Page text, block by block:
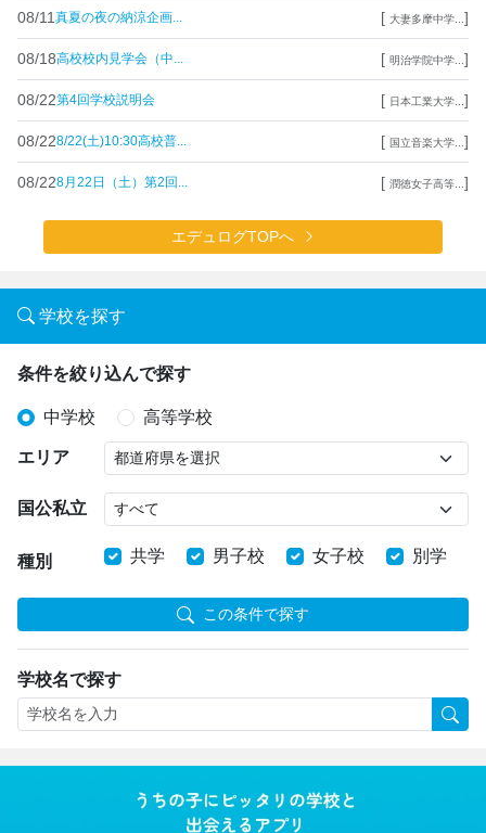
08/11 真夏の夜の納涼企画... [ 大妻多摩中学... ]
08/18高校校内見学会（中... [ 明治学院中学... ]
08/22第4回学校説明会 [ 日本工業大学... ]
08/228/22(土)10:30高校普... [ 国立音楽大学... ]
08/228月22日（土）第2回... [ 潤徳女子高等... ]
エデュログTOPへ
学校を探す
条件を絞り込んで探す
中学校 高等学校
エリア
国公私立
種別 共学 男子校 女子校 別学
この条件で探す
学校名で探す